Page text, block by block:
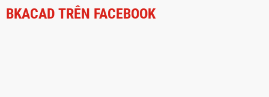
BKACAD TRÊN FACEBOOK